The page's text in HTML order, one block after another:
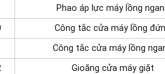
Phao áp lực máy lồng
Công tắc cửa máy lồng
Công tắc cửa máy lồng
Gioăng cửa máy giặt